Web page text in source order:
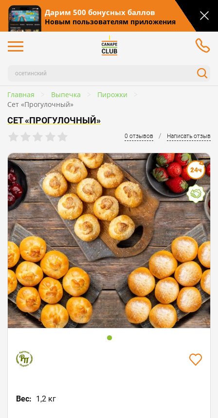
Дарим 500 бонусных баллов
Новым пользователям приложения
Главная Выпечка
Пирожки
Сет «Прогулочный»
СЕТ «ПРОГУЛОЧНЫЙ»
0 отзывов / Написать отзыв
Вес: 1,2 кг